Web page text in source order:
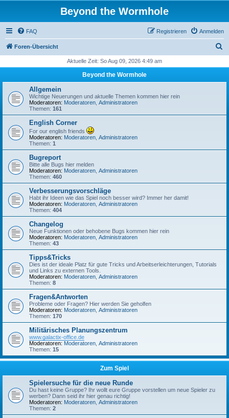
Beyond the Wormhole
FAQ Anmelden
Registrieren
Foren-Übersicht
h
Aktuelle Zeit: So Aug 09, 2026 4:49 am
Beyond the Wormhole
Allgemein
Wichtige Neuerungen und aktuelle Themen kommen hier rein
Moderatoren: Moderatoren Administratoren
Themen: 161
English Corner
For our english friends
Moderatoren: Moderatoren Administratoren
Themen: 1
Bugreport
Bitte alle Bugs hier melden
Moderatoren: Moderatoren Administratoren
Themen: 460
Verbesserungsvorschläge
Habt ihr Ideen wie das Spiel noch besser wird? Immer her damit!
Moderatoren: Moderatoren Administratoren
Themen: 404
Changelog
Neue Funktionen oder behobene Bugs kommen hier rein
Moderatoren: Moderatoren Administratoren
Themen: 43
Tipps&Tricks
Dies ist der ideale Platz für gute Tricks und Arbeitserleichterungen, Tutorials
und Links zu externen Tools.
Moderatoren: Moderatoren Administratoren
Themen: 8
Fragen&Antworten
Probleme oder Fragen? Hier werden Sie geholfen
Moderatoren: Moderatoren Administratoren
Themen: 170
Militärisches Planungszentrum
www.galactix-office.de
Moderatoren: Moderatoren Administratoren
Themen: 15
Zum Spiel
Spielersuche für die neue Runde
Du hast keine Gruppe? Ihr wollt eure Gruppe vorstellen um neue Spieler zu
werben? Dann seid ihr hier genau richtig!
Moderatoren: Moderatoren Administratoren
Themen: 2